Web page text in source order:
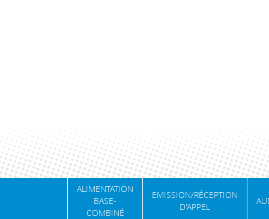
ALIMENTATION
BASE-
COMBINÉ
EMISSION/RÉCEPTION
D'APPEL